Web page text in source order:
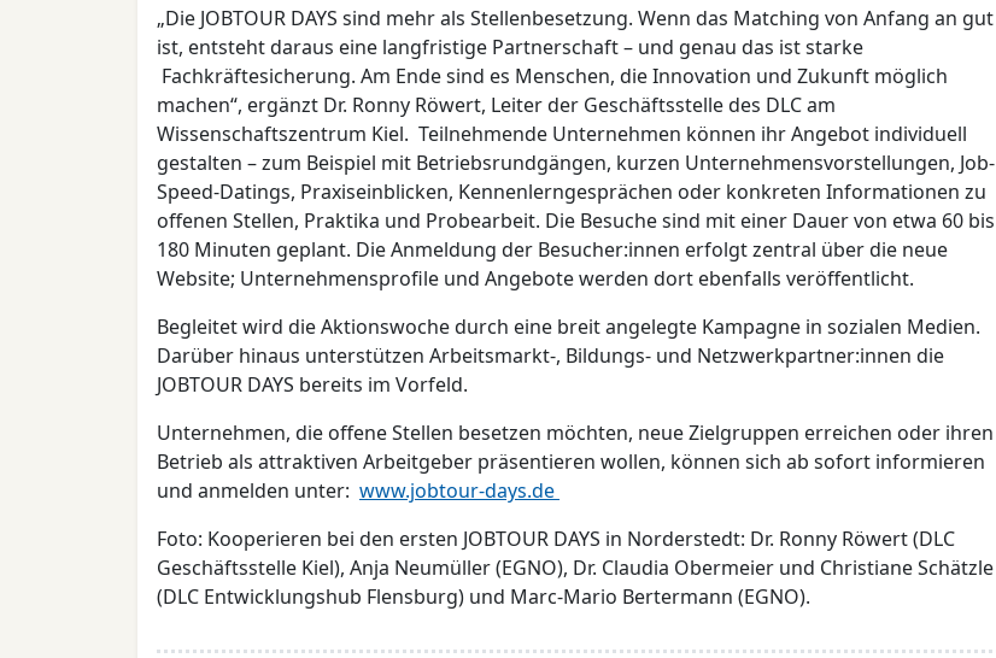
„Die JOBTOUR DAYS sind mehr als Stellenbesetzung. Wenn das Matching von Anfang an gut
ist, entsteht daraus eine langfristige Partnerschaft – und genau das ist starke
Fachkräftesicherung. Am Ende sind es Menschen, die Innovation und Zukunft möglich
machen“, ergänzt Dr. Ronny Röwert, Leiter der Geschäftsstelle des DLC am
Wissenschaftszentrum Kiel. Teilnehmende Unternehmen können ihr Angebot individuell
gestalten – zum Beispiel mit Betriebsrundgängen, kurzen Unternehmensvorstellungen, Job-
Speed-Datings, Praxiseinblicken, Kennenlerngesprächen oder konkreten Informationen zu
offenen Stellen, Praktika und Probearbeit. Die Besuche sind mit einer Dauer von etwa 60 bis
180 Minuten geplant. Die Anmeldung der Besucher:innen erfolgt zentral über die neue
Website; Unternehmensprofile und Angebote werden dort ebenfalls veröffentlicht.
Begleitet wird die Aktionswoche durch eine breit angelegte Kampagne in sozialen Medien.
Darüber hinaus unterstützen Arbeitsmarkt-, Bildungs- und Netzwerkpartner:innen die
JOBTOUR DAYS bereits im Vorfeld.
Unternehmen, die offene Stellen besetzen möchten, neue Zielgruppen erreichen oder ihren
Betrieb als attraktiven Arbeitgeber präsentieren wollen, können sich ab sofort informieren
und anmelden unter: www.jobtour-days.de
Foto: Kooperieren bei den ersten JOBTOUR DAYS in Norderstedt: Dr. Ronny Röwert (DLC
Geschäftsstelle Kiel), Anja Neumüller (EGNO), Dr. Claudia Obermeier und Christiane Schätzle
(DLC Entwicklungshub Flensburg) und Marc-Mario Bertermann (EGNO).